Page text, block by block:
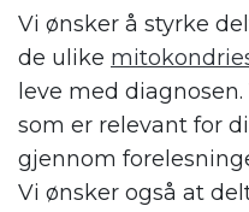
Vi ønsker å styrke
de ulike
leve med
som er relevant for
gjennom
Vi ønsker også at